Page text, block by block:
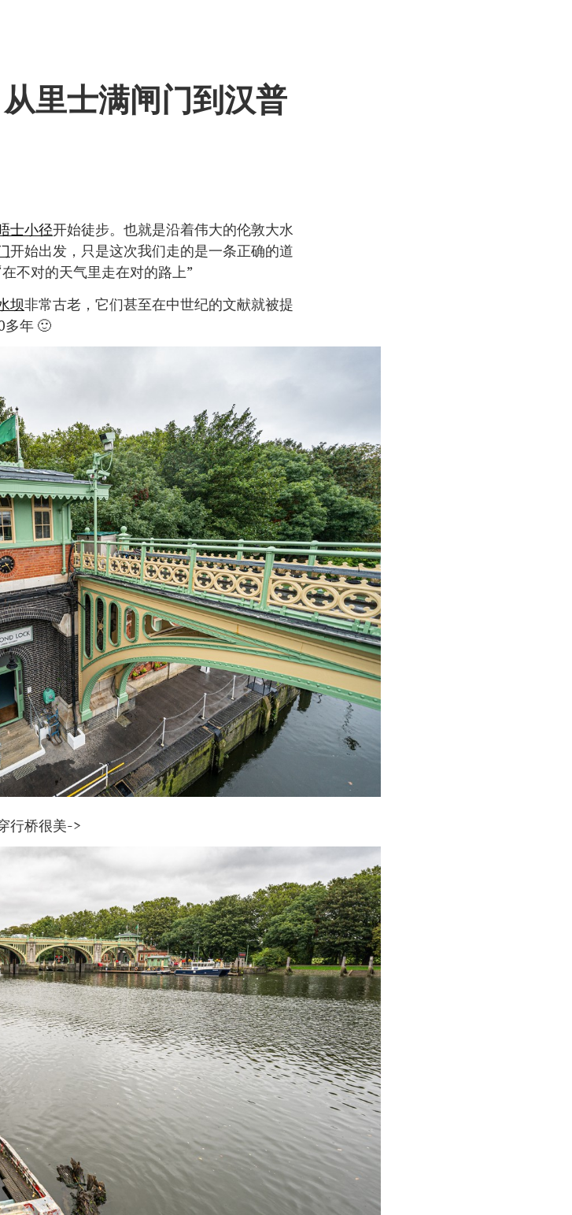
里士满闸门到汉普
士小径开始徒步。也就是沿着伟大的伦敦大水
开始出发，只是这次我们走的是一条正确的道
不对的天气里走在对的路上”
坝非常古老，它们甚至在中世纪的文献就被提
多年 🙂
行桥很美->